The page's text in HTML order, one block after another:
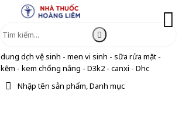
dung dịch vệ sinh - men vi sinh - sữa rửa mặt -
kẽm - kem chống nắng - D3k2 - canxi - Dhc
Nhập tên sản phẩm, Danh mục